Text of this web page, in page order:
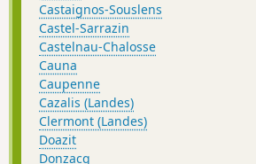
Castaignos-Souslens
Castel-Sarrazin
Castelnau-Chalosse
Cauna
Caupenne
Cazalis (Landes)
Clermont (Landes)
Doazit
Donzacq